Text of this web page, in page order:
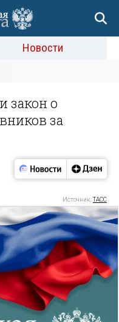
Новости
закон о
за
Источник:ТАСС